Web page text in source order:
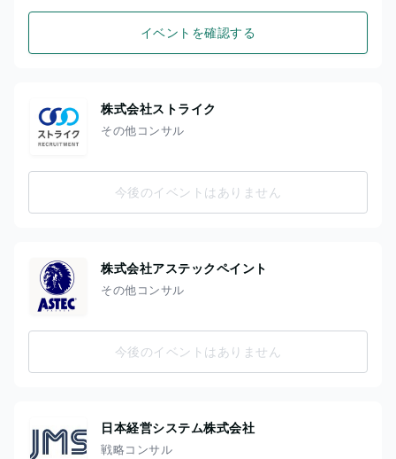
イベントを確認する
株式会社ストライク
その他コンサル
今後のイベントはありません
株式会社アステックペイント
その他コンサル
今後のイベントはありません
日本経営システム株式会社
戦略コンサル